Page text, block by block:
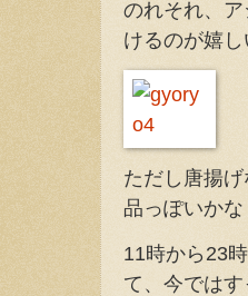
のれそれ、
けるのが嬉し
ただし唐揚
品っぽいかな
11時から23
て、今では